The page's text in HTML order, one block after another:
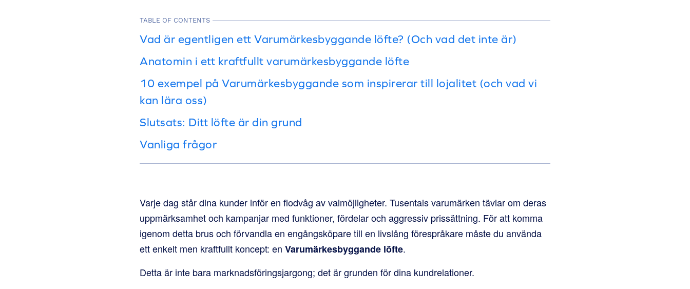
TABLE OF CONTENTS
Vad är egentligen ett Varumärkesbyggande löfte? (Och vad det inte är)
Anatomin i ett kraftfullt varumärkesbyggande löfte
10 exempel på Varumärkesbyggande som inspirerar till lojalitet (och vad vi
kan lära oss)
Slutsats: Ditt löfte är din grund
Vanliga frågor
Varje dag står dina kunder inför en flodvåg av valmöjligheter. Tusentals varumärken tävlar om deras
uppmärksamhet och kampanjar med funktioner, fördelar och aggressiv prissättning. För att komma
igenom detta brus och förvandla en engångsköpare till en livslång förespråkare måste du använda
ett enkelt men kraftfullt koncept: en Varumärkesbyggande löfte.
Detta är inte bara marknadsföringsjargong; det är grunden för dina kundrelationer.